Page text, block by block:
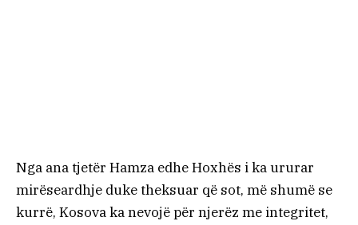
Nga ana tjetër Hamza edhe Hoxhës i ka ururar
mirëseardhje duke theksuar që sot, më shumë se
kurrë, Kosova ka nevojë për njerëz me integritet,